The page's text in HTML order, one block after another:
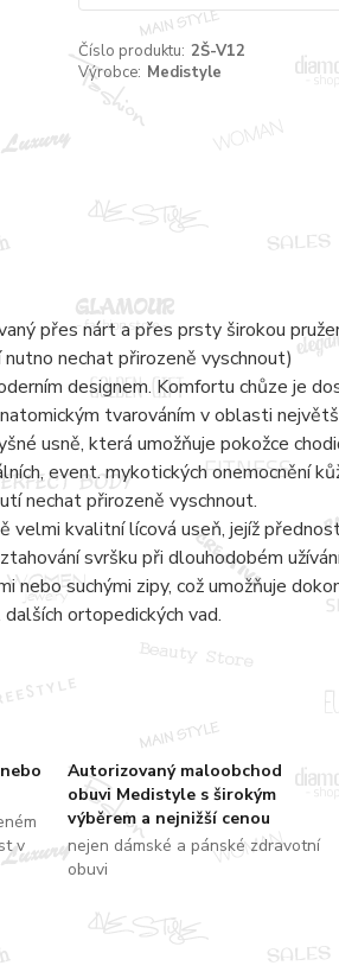
Číslo produktu: 2Š-V12
Výrobce: Medistyle
v
Autorizovaný maloobchod
obuvi Medistyle s širokým
výběrem a nejnižší cenou
nejen dámské a pánské zdravotní
obuvi
přes nárt a přes prsty širokou
nechat přirozeně vyschnout)
designem. Komfortu chůze je
tvarováním v oblasti
usně, která umožňuje pokožce
event. mykotických onemocnění
nechat přirozeně vyschnout.
velmi kvalitní lícová useň, jejíž
svršku při dlouhodobém
nebo suchými zipy, což umožňuje
ortopedických vad.